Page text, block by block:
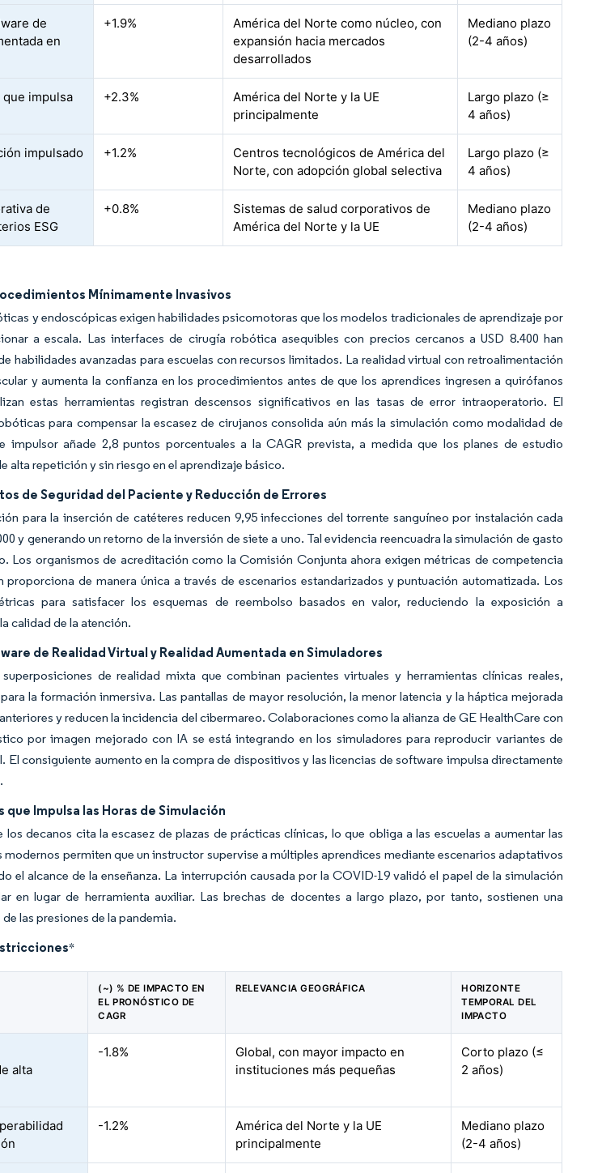
de
en
+1.9%
América del Norte como núcleo, con
expansión hacia mercados
desarrollados
Mediano plazo
(2-4 años)
impulsa
+2.3%
América del Norte y la UE
principalmente
Largo plazo (≥
4 años)
impulsado
+1.2%
Centros tecnológicos de América del
Norte, con adopción global selectiva
Largo plazo (≥
4 años)
de
ESG
+0.8%
Sistemas de salud corporativos de
América del Norte y la UE
Mediano plazo
(2-4 años)
Mínimamente Invasivos
y endoscópicas exigen habilidades psicomotoras que los modelos tradicionales de aprendizaje por
a escala. Las interfaces de cirugía robótica asequibles con precios cercanos a USD 8.400 han
habilidades avanzadas para escuelas con recursos limitados. La realidad virtual con retroalimentación
y aumenta la confianza en los procedimientos antes de que los aprendices ingresen a quirófanos
estas herramientas registran descensos significativos en las tasas de error intraoperatorio. El
para compensar la escasez de cirujanos consolida aún más la simulación como modalidad de
impulsor añade 2,8 puntos porcentuales a la CAGR prevista, a medida que los planes de estudio
alta repetición y sin riesgo en el aprendizaje básico.
de Seguridad del Paciente y Reducción de Errores
para la inserción de catéteres reducen 9,95 infecciones del torrente sanguíneo por instalación cada
y generando un retorno de la inversión de siete a uno. Tal evidencia reencuadra la simulación de gasto
Los organismos de acreditación como la Comisión Conjunta ahora exigen métricas de competencia
proporciona de manera única a través de escenarios estandarizados y puntuación automatizada. Los
para satisfacer los esquemas de reembolso basados en valor, reduciendo la exposición a
calidad de la atención.
de Realidad Virtual y Realidad Aumentada en Simuladores
de realidad mixta que combinan pacientes virtuales y herramientas clínicas reales,
la formación inmersiva. Las pantallas de mayor resolución, la menor latencia y la háptica mejorada
y reducen la incidencia del cibermareo. Colaboraciones como la alianza de GE HealthCare con
por imagen mejorado con IA se está integrando en los simuladores para reproducir variantes de
El consiguiente aumento en la compra de dispositivos y las licencias de software impulsa directamente
Impulsa las Horas de Simulación
decanos cita la escasez de plazas de prácticas clínicas, lo que obliga a las escuelas a aumentar las
permiten que un instructor supervise a múltiples aprendices mediante escenarios adaptativos
el alcance de la enseñanza. La interrupción causada por la COVID-19 validó el papel de la simulación
en lugar de herramienta auxiliar. Las brechas de docentes a largo plazo, por tanto, sostienen una
las presiones de la pandemia.
*
(~) % DE IMPACTO EN
EL PRONÓSTICO DE
CAGR
RELEVANCIA GEOGRÁFICA
HORIZONTE
TEMPORAL DEL
IMPACTO
alta
-1.8%
Global, con mayor impacto en
instituciones más pequeñas
Corto plazo (≤
2 años)
-1.2%
América del Norte y la UE
principalmente
Mediano plazo
(2-4 años)